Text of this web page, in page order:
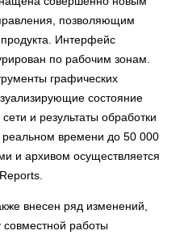
позволяющим
Интерфейс
по рабочим зонам.
графических
состояние
и результаты обработки
времени до 50 000
и архивом осуществляется
внесен ряд изменений,
работы